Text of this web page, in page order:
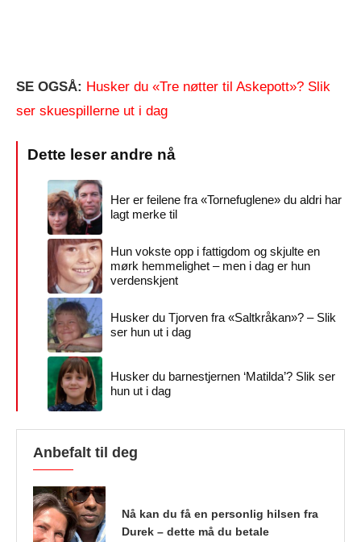
SE OGSÅ: Husker du «Tre nøtter til Askepott»? Slik
ser skuespillerne ut i dag
Her er feilene fra «Tornefuglene» du aldri har
lagt merke til
Hun vokste opp i fattigdom og skjulte en
mørk hemmelighet – men i dag er hun
verdenskjent
Husker du Tjorven fra «Saltkråkan»? – Slik
ser hun ut i dag
Husker du barnestjernen ‘Matilda’? Slik ser
hun ut i dag
Anbefalt til deg
Nå kan du få en personlig hilsen fra
Durek – dette må du betale